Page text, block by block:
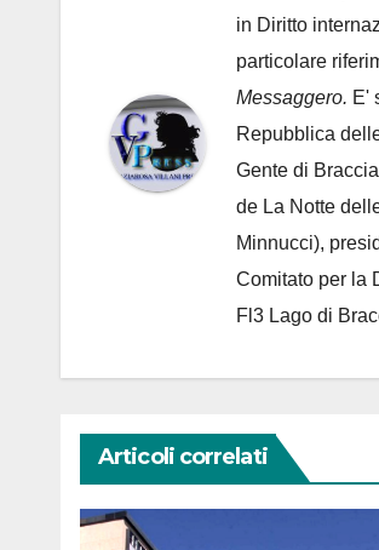
in Diritto
particolare
Messaggero. E'
Repubblica
Gente di
de La Notte
Minnucci),
Comitato per la
Fl3 Lago di
Articoli correlati